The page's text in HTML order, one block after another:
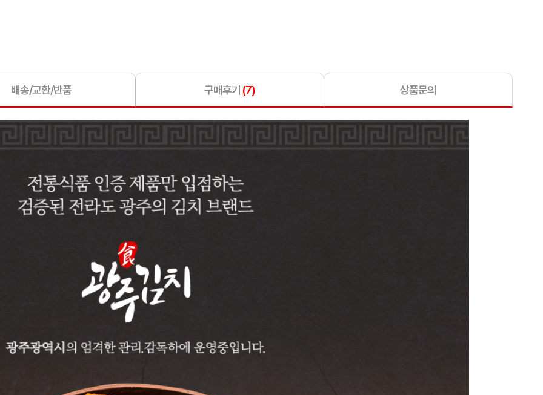
배송/교환/반품 구매후기 (7) 상품문의